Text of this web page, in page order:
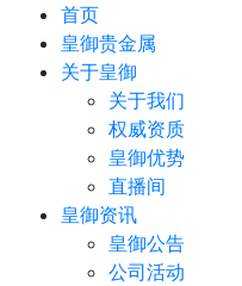
首页
皇御贵金属
关于皇御
关于我们
权威资质
皇御优势
直播间
皇御资讯
皇御公告
公司活动